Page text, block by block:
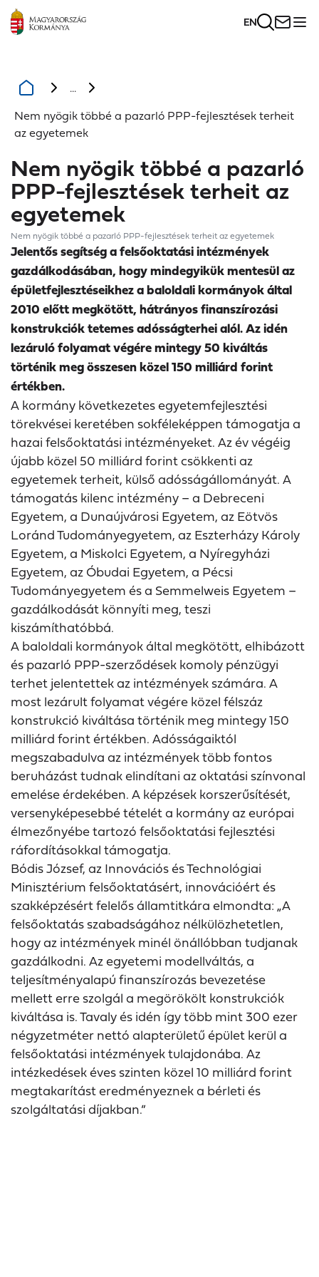
EN
...
Nem nyögik többé a pazarló PPP-fejlesztések terheit
az egyetemek
Nem nyögik többé a pazarló
PPP-fejlesztések terheit az
egyetemek
Nem nyögik többé a pazarló PPP-fejlesztések terheit az egyetemek
Jelentős segítség a felsőoktatási intézmények
gazdálkodásában, hogy mindegyikük mentesül az
épületfejlesztéseikhez a baloldali kormányok által
2010 előtt megkötött, hátrányos finanszírozási
konstrukciók tetemes adósságterhei alól. Az idén
lezáruló folyamat végére mintegy 50 kiváltás
történik meg összesen közel 150 milliárd forint
értékben.
A kormány következetes egyetemfejlesztési
törekvései keretében sokféleképpen támogatja a
hazai felsőoktatási intézményeket. Az év végéig
újabb közel 50 milliárd forint csökkenti az
egyetemek terheit, külső adósságállományát. A
támogatás kilenc intézmény – a Debreceni
Egyetem, a Dunaújvárosi Egyetem, az Eötvös
Loránd Tudományegyetem, az Eszterházy Károly
Egyetem, a Miskolci Egyetem, a Nyíregyházi
Egyetem, az Óbudai Egyetem, a Pécsi
Tudományegyetem és a Semmelweis Egyetem –
gazdálkodását könnyíti meg, teszi
kiszámíthatóbbá.
A baloldali kormányok által megkötött, elhibázott
és pazarló PPP-szerződések komoly pénzügyi
terhet jelentettek az intézmények számára. A
most lezárult folyamat végére közel félszáz
konstrukció kiváltása történik meg mintegy 150
milliárd forint értékben. Adósságaiktól
megszabadulva az intézmények több fontos
beruházást tudnak elindítani az oktatási színvonal
emelése érdekében. A képzések korszerűsítését,
versenyképesebbé tételét a kormány az európai
élmezőnyébe tartozó felsőoktatási fejlesztési
ráfordításokkal támogatja.
Bódis József, az Innovációs és Technológiai
Minisztérium felsőoktatásért, innovációért és
szakképzésért felelős államtitkára elmondta: „A
felsőoktatás szabadságához nélkülözhetetlen,
hogy az intézmények minél önállóbban tudjanak
gazdálkodni. Az egyetemi modellváltás, a
teljesítményalapú finanszírozás bevezetése
mellett erre szolgál a megörökölt konstrukciók
kiváltása is. Tavaly és idén így több mint 300 ezer
négyzetméter nettó alapterületű épület kerül a
felsőoktatási intézmények tulajdonába. Az
intézkedések éves szinten közel 10 milliárd forint
megtakarítást eredményeznek a bérleti és
szolgáltatási díjakban.”